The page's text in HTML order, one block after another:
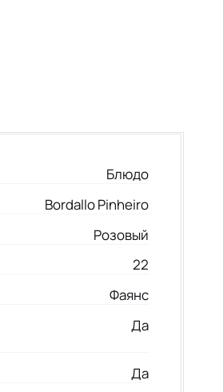
Блюдо
Bordallo Pinheiro
Розовый
22
Фаянс
Да
Да